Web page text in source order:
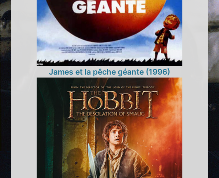
James et la pêche géante (1996)